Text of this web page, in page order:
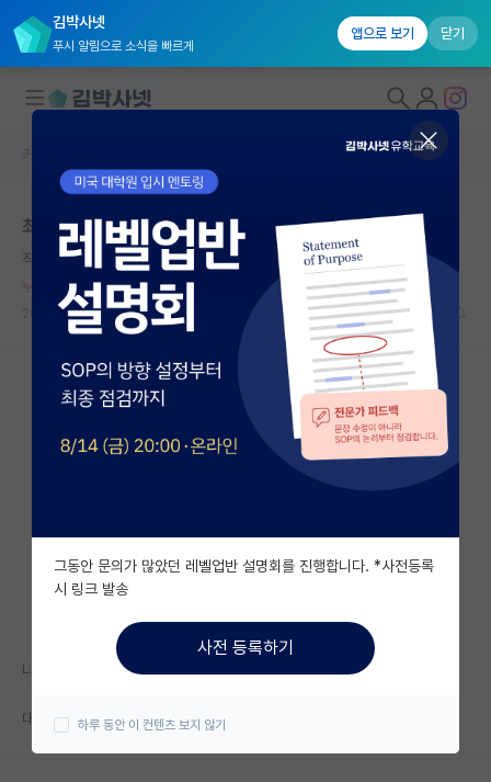
김박사넷
푸시 알림으로 소식을 빠르게
앱으로 보기 닫기
대학원생 모집
국내대학원 정보
연구실&오픈랩
커뮤니티
커뮤니티 홈
전체글보기
베스트 게시판
자유 게시판(아무개랩)
미국 유학 게시판
미국 대학원 합격 후기 게시판
대학원생 모집 게시판
연구실(PI) 홍보 게시판
커뮤니티 홈
최악의 선택은 아무것도 안하고 우유부단한거
직설적인 알렉산더 벨
누적 신고가 50개 이상인 사용자입니다.
2023.07.24
4 6337
나쁜 선택 역시도 비교적 좋은 결정입니다.
대학원을 다니는 모든 우리 김박사러들 응원합니다.
그동안 문의가 많았던 레벨업반 설명회를 진행합니다. *사전등록
시 링크 발송
사전 등록하기
하루 동안 이 컨텐츠 보지 않기